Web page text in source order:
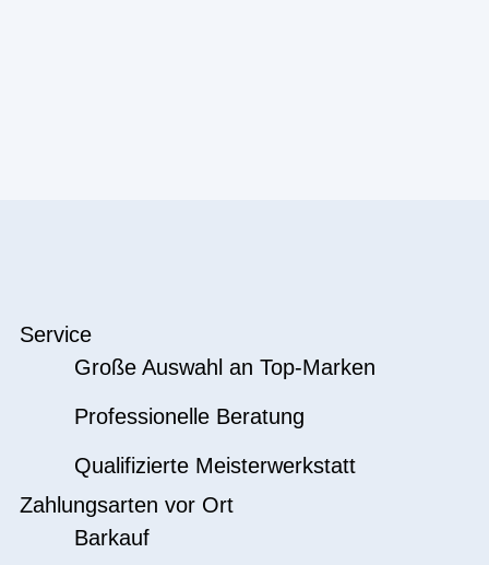
Service
Große Auswahl an Top-Marken
Professionelle Beratung
Qualifizierte Meisterwerkstatt
Zahlungsarten vor Ort
Barkauf